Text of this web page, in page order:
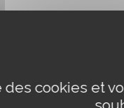
des cookies et